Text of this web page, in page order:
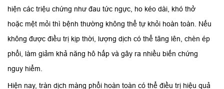
hiện các triệu chứng như đau tức ngực, ho kéo dài, khó thở
hoặc mệt mỏi thì bệnh thường không thể tự khỏi hoàn toàn. Nếu
không được điều trị kịp thời, lượng dịch có thể tăng lên, chèn ép
phổi, làm giảm khả năng hô hấp và gây ra nhiều biến chứng
nguy hiểm.
Hiện nay, tràn dịch màng phổi hoàn toàn có thể điều trị hiệu quả